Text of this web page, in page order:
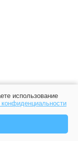
использование
конфиденциальности